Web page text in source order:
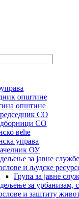
општине
општине
СО
СО
веће
управа
ОУ
за јавне
и људске
Група за јавне
за урбанизам,
и заштиту